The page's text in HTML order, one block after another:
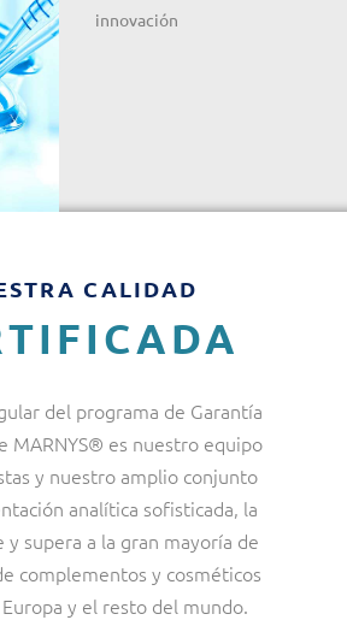
CALIDAD
del programa de Garantía
MARNYS® es nuestro equipo
y nuestro amplio conjunto
analítica sofisticada, la
y supera a la gran mayoría de
complementos y cosméticos
Europa y el resto del mundo.